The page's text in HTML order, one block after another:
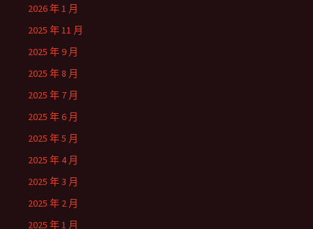
2026 年 1 月
2025 年 11 月
2025 年 9 月
2025 年 8 月
2025 年 7 月
2025 年 6 月
2025 年 5 月
2025 年 4 月
2025 年 3 月
2025 年 2 月
2025 年 1 月